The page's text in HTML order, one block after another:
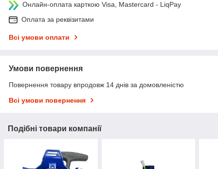
Онлайн-оплата карткою Visa, Mastercard - LiqPay
Оплата за реквізитами
Всі умови оплати
Умови повернення
Повернення товару впродовж 14 днів за домовленістю
Всі умови повернення
Подібні товари компанії